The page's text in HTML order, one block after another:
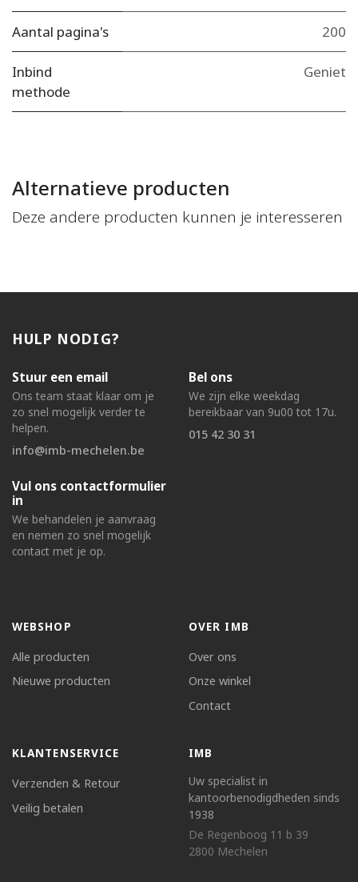
Aantal pagina's 200
Inbind
methode
Geniet
Alternatieve producten
Deze andere producten kunnen je interesseren
HULP NODIG?
Stuur een email
Ons team staat klaar om je
zo snel mogelijk verder te
helpen.
info@imb-mechelen.be
Bel ons
We zijn elke weekdag
bereikbaar van 9u00 tot 17u.
015 42 30 31
Vul ons contactformulier
in
We behandelen je aanvraag
en nemen zo snel mogelijk
contact met je op.
WEBSHOP
Alle producten
Nieuwe producten
OVER IMB
Over ons
Onze winkel
Contact
KLANTENSERVICE
Verzenden & Retour
Veilig betalen
IMB
Uw specialist in
kantoorbenodigdheden sinds
1938
De Regenboog 11 b 39
2800 Mechelen